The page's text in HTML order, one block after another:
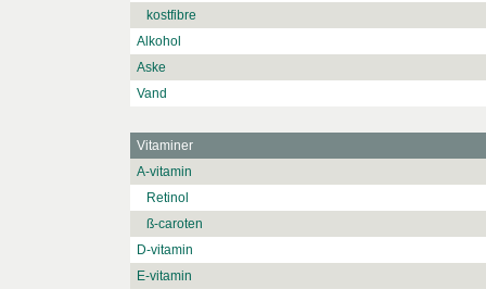
kostfibre
Alkohol
Aske
Vand
Vitaminer
A-vitamin
Retinol
ß-caroten
D-vitamin
E-vitamin